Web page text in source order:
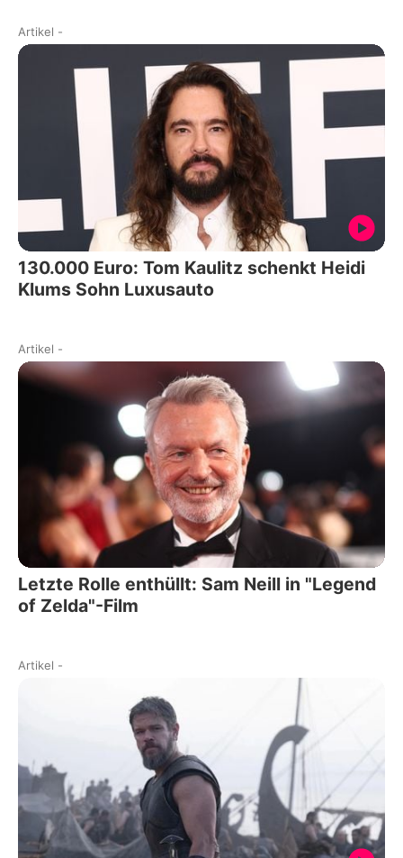
Artikel -
130.000 Euro: Tom Kaulitz schenkt Heidi
Klums Sohn Luxusauto
Artikel -
Letzte Rolle enthüllt: Sam Neill in "Legend
of Zelda"-Film
Artikel -